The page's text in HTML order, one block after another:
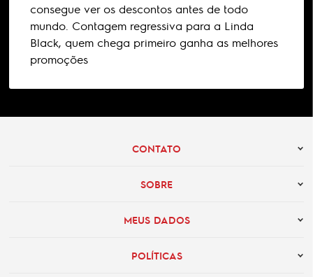
consegue ver os descontos antes de todo
mundo. Contagem regressiva para a Linda
Black, quem chega primeiro ganha as melhores
promoções
CONTATO
SOBRE
MEUS DADOS
POLÍTICAS